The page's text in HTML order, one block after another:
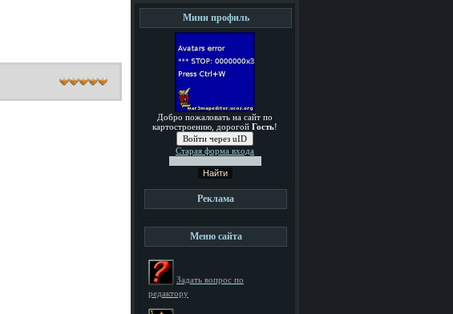
Мини профиль
Добро пожаловать на сайт по
картостроению, дорогой Гость!
Войти через uID
Старая форма входа
Реклама
Меню сайта
Задать вопрос по
редактору